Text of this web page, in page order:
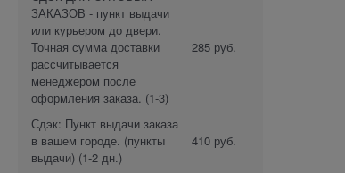
ЗАКАЗОВ - пункт выдачи
или курьером до двери.
Точная сумма доставки
рассчитывается
менеджером после
оформления заказа. (1-3)
285 руб.
Сдэк: Пункт выдачи заказа
в вашем городе. (пункты
выдачи) (1-2 дн.)
410 руб.